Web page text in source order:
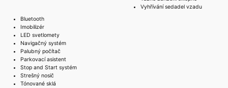
Bluetooth
Imobilizér
LED svetlomety
Navigačný systém
Palubný počítač
Parkovací asistent
Stop and Start systém
Strešný nosič
Tónované sklá
Vyhřívání sedadel vzadu